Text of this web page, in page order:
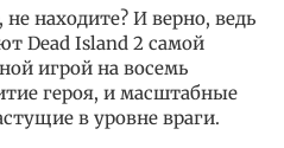
находите? И верно, ведь
Dead Island 2 самой
игрой на восемь
героя, и масштабные
в уровне враги.